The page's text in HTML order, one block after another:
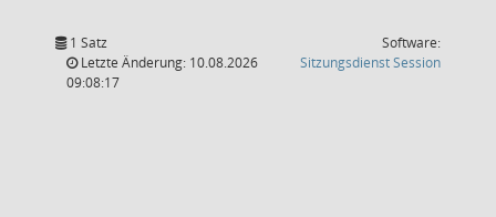
1 Satz
Letzte Änderung: 10.08.2026
09:08:17
Software:
SitzungsdienstSession(Wird in